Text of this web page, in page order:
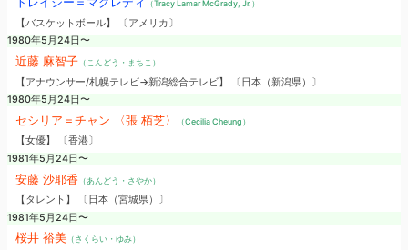
（Tracy Lamar McGrady, Jr.）
【バスケットボール】 〔アメリカ〕
1980年5月24日〜
近藤 麻智子（こんどう・まちこ）
【アナウンサー/札幌テレビ→新潟総合テレビ】 〔日本（新潟県）〕
1980年5月24日〜
セシリア＝チャン 〈張 栢芝〉 （Cecilia Cheung）
【女優】 〔香港〕
1981年5月24日〜
安藤 沙耶香 （あんどう・さやか）
【タレント】 〔日本（宮城県）〕
1981年5月24日〜
桜井 裕美（さくらい・ゆみ）